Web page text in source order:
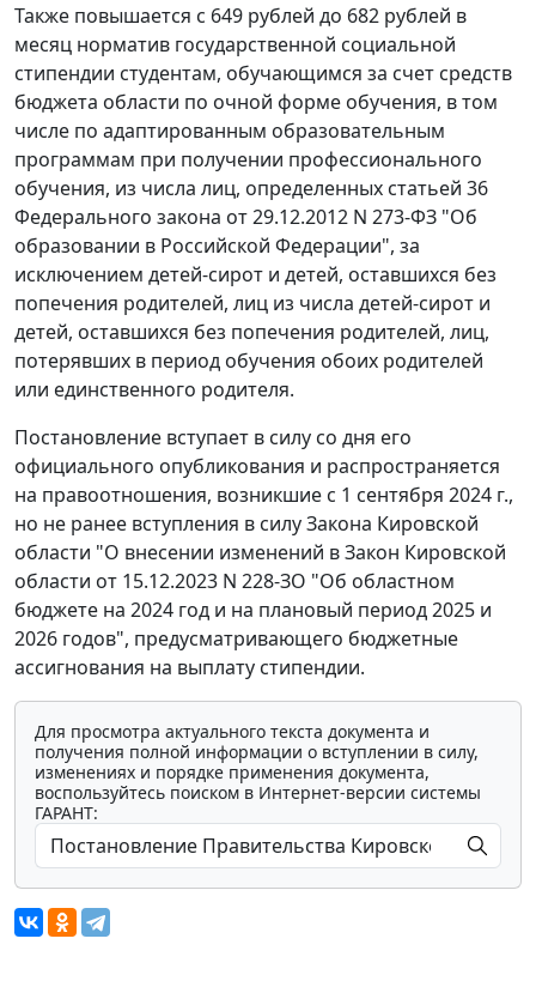
Также повышается с 649 рублей до 682 рублей в
месяц норматив государственной социальной
стипендии студентам, обучающимся за счет средств
бюджета области по очной форме обучения, в том
числе по адаптированным образовательным
программам при получении профессионального
обучения, из числа лиц, определенных статьей 36
Федерального закона от 29.12.2012 N 273-ФЗ "Об
образовании в Российской Федерации", за
исключением детей-сирот и детей, оставшихся без
попечения родителей, лиц из числа детей-сирот и
детей, оставшихся без попечения родителей, лиц,
потерявших в период обучения обоих родителей
или единственного родителя.
Постановление вступает в силу со дня его
официального опубликования и распространяется
на правоотношения, возникшие с 1 сентября 2024 г.,
но не ранее вступления в силу Закона Кировской
области "О внесении изменений в Закон Кировской
области от 15.12.2023 N 228-ЗО "Об областном
бюджете на 2024 год и на плановый период 2025 и
2026 годов", предусматривающего бюджетные
ассигнования на выплату стипендии.
Для просмотра актуального текста документа и
получения полной информации о вступлении в силу,
изменениях и порядке применения документа,
воспользуйтесь поиском в Интернет-версии системы
ГАРАНТ: